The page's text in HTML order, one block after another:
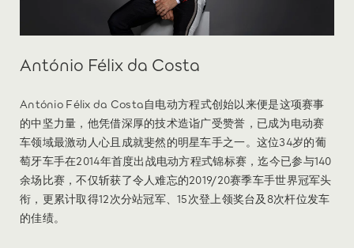
António Félix da Costa
António Félix da Costa自电动方程式创始以来便是这项赛事
的中坚力量，他凭借深厚的技术造诣广受赞誉，已成为电动赛
车领域最激动人心且成就斐然的明星车手之一。这位34岁的葡
萄牙车手在2014年首度出战电动方程式锦标赛，迄今已参与140
余场比赛，不仅斩获了令人难忘的2019/20赛季车手世界冠军头
衔，更累计取得12次分站冠军、15次登上领奖台及8次杆位发车
的佳绩。